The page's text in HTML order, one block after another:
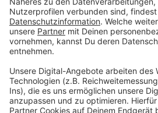
attackiert. Ob ein
Vorfällen besteht, wird derzeit
Ermittlungen laufen weiter, und
Hinweise, die zur Aufklärung der
Anzeige